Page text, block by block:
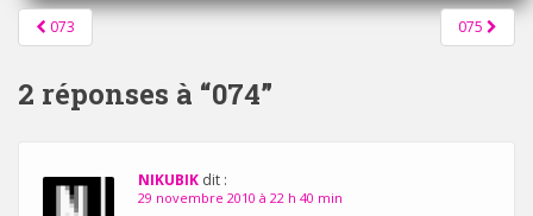
Pagination
d'article
073 075
2 réponses à “074”
NIKUBIK dit :
29 novembre 2010 à 22 h 40 min